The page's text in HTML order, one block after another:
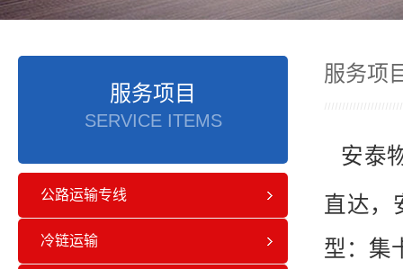
服务项目
SERVICE ITEMS
公路运输专线
冷链运输
服务项
安泰
直达，
型：集